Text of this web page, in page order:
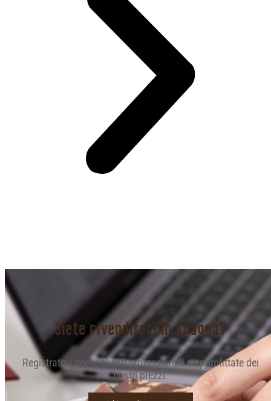
Siete rivenditori in Spagna?
Registratevi come clienti professionali e approfittate dei
nostri prezzi.